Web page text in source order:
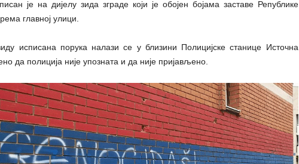
је на дијелу зида зграде који је обојен бојама заставе Републике
главној улици.
исписана порука налази се у близини Полицијске станице Источна
да полиција није упозната и да није пријављено.